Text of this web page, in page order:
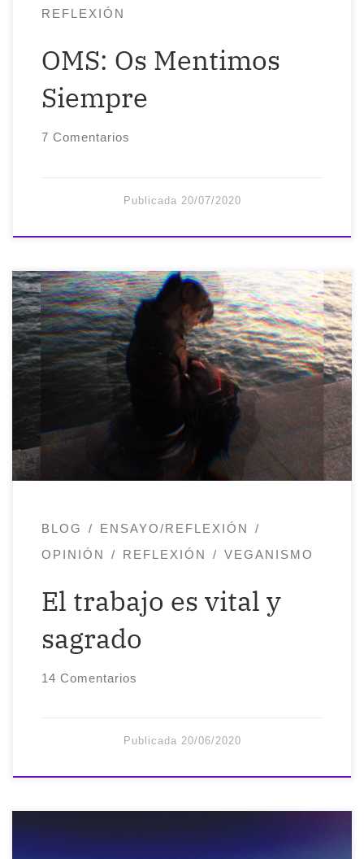
REFLEXIÓN
OMS: Os Mentimos
Siempre
7 Comentarios
Publicada 20/07/2020
Sábado 20 de junio de 2020, solsticio de
verano, tiempo de cambios y buen
momento para replantearse la vida.
Reflexionemos sobre el ámbito laboral y
su sentido, esto nos servirá como
analogía para otros temas importantes.
¿Trabajamos para vivir, o vivimos para
trabajar? O, dicho de otra forma: ¿me
BLOG
ENSAYO/REFLEXIÓN
OPINIÓN
REFLEXIÓN VEGANISMO
El trabajo es vital y
sagrado
14 Comentarios
Publicada 20/06/2020
Ciudad de México está vacía de nuevo.